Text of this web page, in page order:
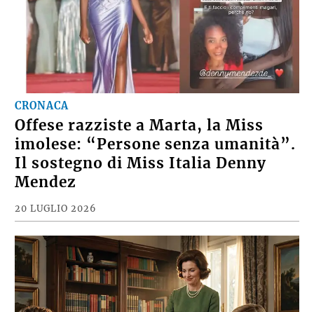
CRONACA
Offese razziste a Marta, la Miss
imolese: “Persone senza umanità”.
Il sostegno di Miss Italia Denny
Mendez
20 LUGLIO 2026